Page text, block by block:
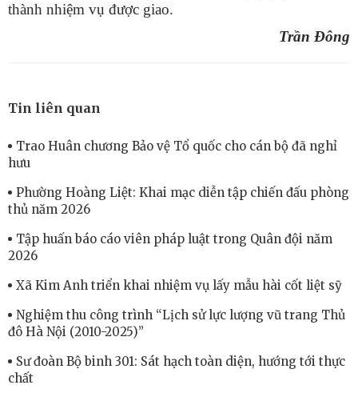
thành nhiệm vụ được giao.
Trần Đông
Tin liên quan
Trao Huân chương Bảo vệ Tổ quốc cho cán bộ đã nghỉ
hưu
Phường Hoàng Liệt: Khai mạc diễn tập chiến đấu phòng
thủ năm 2026
Tập huấn báo cáo viên pháp luật trong Quân đội năm
2026
Xã Kim Anh triển khai nhiệm vụ lấy mẫu hài cốt liệt sỹ
Nghiệm thu công trình “Lịch sử lực lượng vũ trang Thủ
đô Hà Nội (2010-2025)”
Sư đoàn Bộ binh 301: Sát hạch toàn diện, hướng tới thực
chất